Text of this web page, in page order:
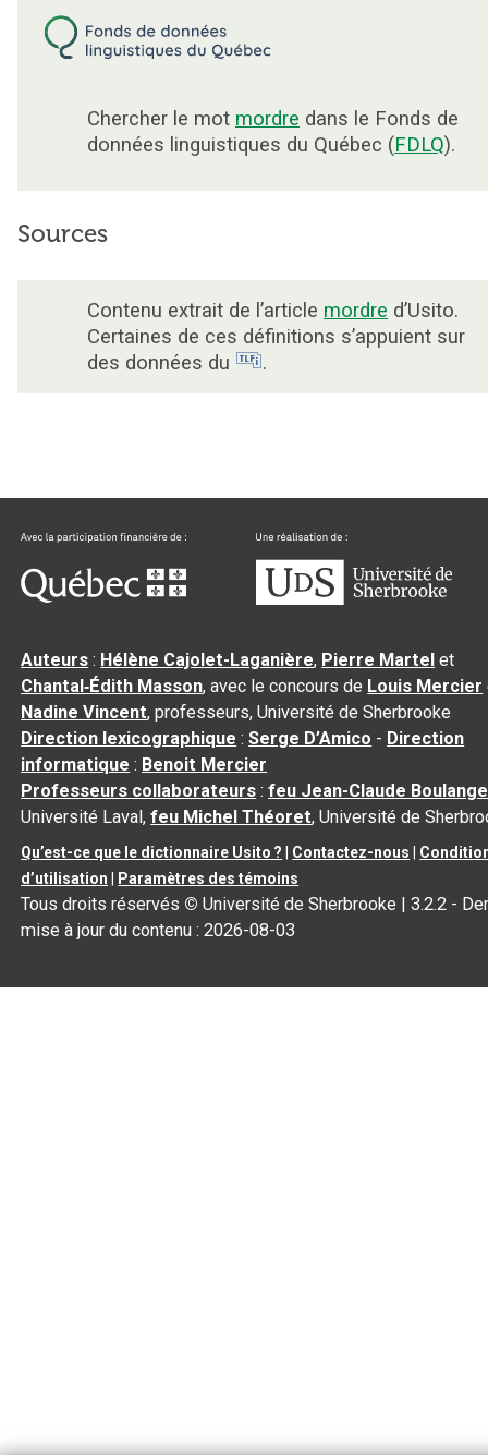
Chercher le mot mordre dans le Fonds de
données linguistiques du Québec (FDLQ).
Sources
Contenu extrait de l’article mordre d’Usito.
Certaines de ces définitions s’appuient sur
des données du
.
Auteurs : Hélène Cajolet-Laganière, Pierre Martel et
Chantal‑Édith Masson, avec le concours de Louis Mercier
Nadine Vincent, professeurs, Université de Sherbrooke
Direction lexicographique :Serge D’Amico - Direction
informatique : Benoit Mercier
Professeurs collaborateurs :feu Jean-Claude
Université Laval,feu Michel Théoret, Université de
Qu’est-ce que le dictionnaire Usito ? Contactez-nous
d’utilisation
Paramètres des témoins
Tous droits réservés © Université de Sherbrooke |3.2.2 -
mise à jour du contenu :2026-08-03